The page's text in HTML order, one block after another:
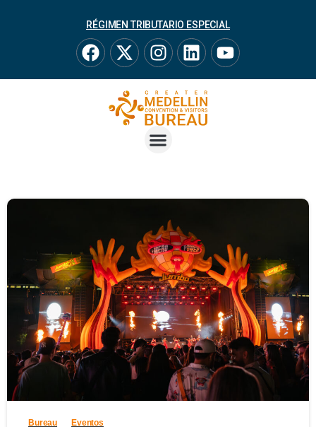
RÉGIMEN TRIBUTARIO ESPECIAL
Bureau Eventos